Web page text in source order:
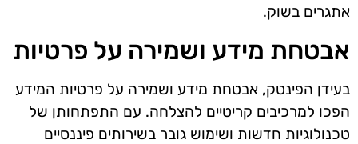
אתגרים בשוק.
אבטחת מידע ושמירה על פרטיות
בעידן הפינטק, אבטחת מידע ושמירה על פרטיות המידע
הפכו למרכיבים קריטיים להצלחה. עם התפתחותן של
טכנולוגיות חדשות ושימוש גובר בשירותים פיננסיים